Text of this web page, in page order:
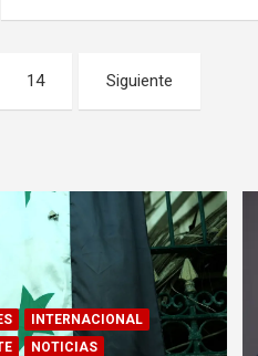
14 Siguiente
INTERNACIONAL
NOTICIAS